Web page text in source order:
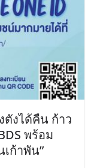
ตังได้คืน ก้าว
พร้อม
ก้าพัน”